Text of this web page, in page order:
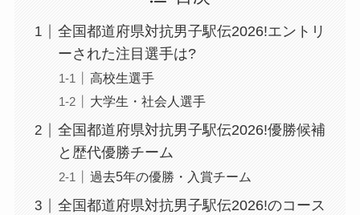
全国都道府県対抗男子駅伝2026!エントリ
ーされた注目選手は?
高校生選手
大学生・社会人選手
全国都道府県対抗男子駅伝2026!優勝候補
と歴代優勝チーム
過去5年の優勝・入賞チーム
全国都道府県対抗男子駅伝2026!のコース